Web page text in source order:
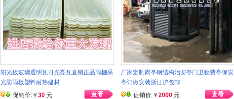
阳光板玻璃透明瓦日光亮瓦直销正品雨棚采
光防雨板塑料耐热建材
促销价:￥ 30 元
厂家定制岗亭钢结构治安亭门卫收费亭保安
亭订做安装浙江沪包邮
促销价:￥ 2000 元